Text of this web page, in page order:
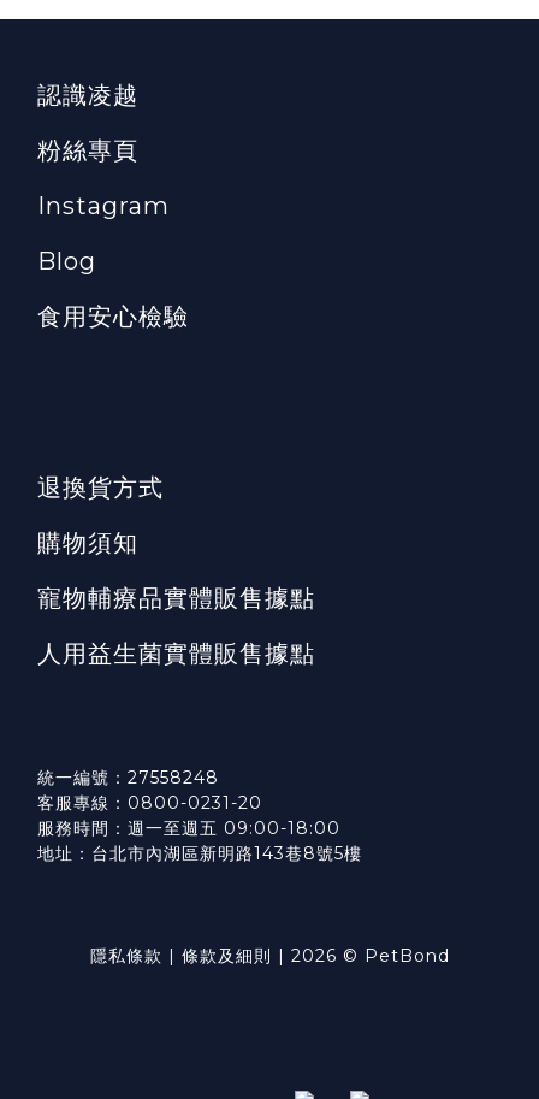
認識凌越
粉絲專頁
Instagram
Blog
食用安心檢驗
退換貨方式
購物須知
寵物輔療品實體販售據點
人用益生菌實體販售據點
統一編號：27558248
客服專線：0800-0231-20
服務時間：週一至週五 09:00-18:00
地址：台北市內湖區新明路143巷8號5樓
隱私條款 條款及細則 | 2026 © PetBond